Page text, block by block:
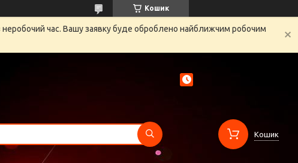
Кошик
неробочий час. Вашу заявку буде оброблено найближчим робочим
Кошик